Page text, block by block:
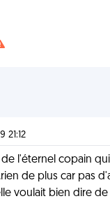
21:12
l'éternel copain
de plus car pas
voulait bien dire de